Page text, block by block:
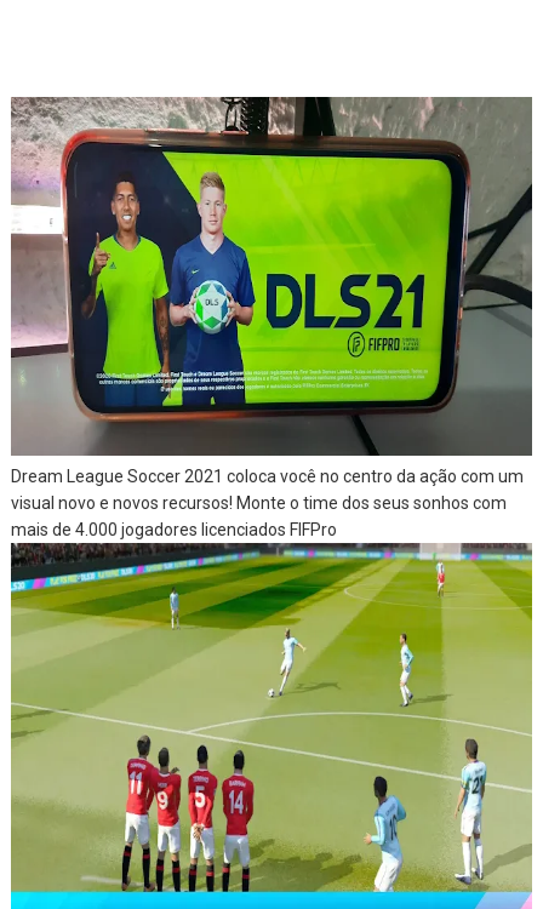
Dream League Soccer 2021 coloca você no centro da ação com um
visual novo e novos recursos! Monte o time dos seus sonhos com
mais de 4.000 jogadores licenciados FIFPro